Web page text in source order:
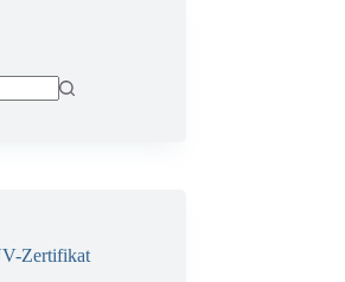
Zertifikat